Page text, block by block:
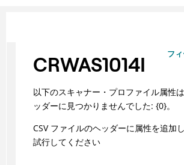
フ
CRWAS1014I
以下のスキャナー・プロファイル属性
ッダーに見つかりませんでした: {0}。
CSV ファイルのヘッダーに属性を追加
試行してください